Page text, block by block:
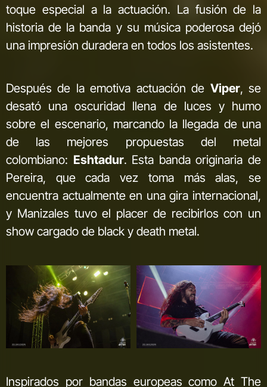
toque especial a la actuación. La fusión de la
historia de la banda y su música poderosa dejó
una impresión duradera en todos los asistentes.
Después de la emotiva actuación de Viper, se
desató una oscuridad llena de luces y humo
sobre el escenario, marcando la llegada de una
de las mejores propuestas del metal
colombiano: Eshtadur. Esta banda originaria de
Pereira, que cada vez toma más alas, se
encuentra actualmente en una gira internacional,
y Manizales tuvo el placer de recibirlos con un
show cargado de black y death metal.
Inspirados por bandas europeas como At The